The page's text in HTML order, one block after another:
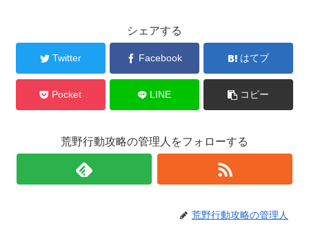
シェアする
Twitter Facebook はてブ
Pocket LINE コピー
荒野行動攻略の管理人をフォローする
荒野行動攻略の管理人